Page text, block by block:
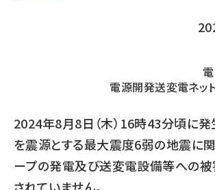
電源開発送変電ネッ
2024年8月8日（木）16時43分頃に
を震源とする最大震度6弱の地震に関
ープの発電及び送変電設備等への